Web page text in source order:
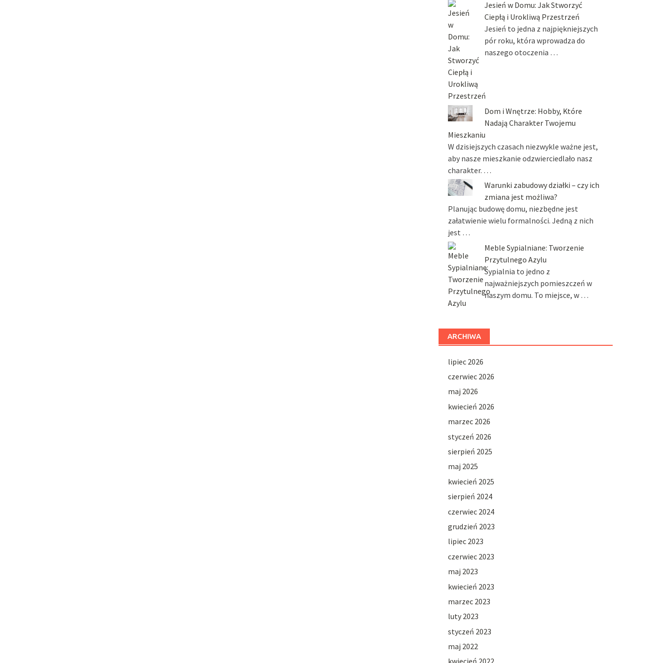
Jesień w Domu: Jak Stworzyć
Ciepłą i Urokliwą Przestrzeń
Jesień to jedna z najpiękniejszych
pór roku, która wprowadza do
naszego otoczenia …
Dom i Wnętrze: Hobby, Które
Nadają Charakter Twojemu
Mieszkaniu
W dzisiejszych czasach niezwykle ważne jest,
aby nasze mieszkanie odzwierciedlało nasz
charakter. …
Warunki zabudowy działki – czy ich
zmiana jest możliwa?
Planując budowę domu, niezbędne jest
załatwienie wielu formalności. Jedną z nich
jest …
Meble Sypialniane: Tworzenie
Przytulnego Azylu
Sypialnia to jedno z
najważniejszych pomieszczeń w
naszym domu. To miejsce, w …
ARCHIWA
lipiec 2026
czerwiec 2026
maj 2026
kwiecień 2026
marzec 2026
styczeń 2026
sierpień 2025
maj 2025
kwiecień 2025
sierpień 2024
czerwiec 2024
grudzień 2023
lipiec 2023
czerwiec 2023
maj 2023
kwiecień 2023
marzec 2023
luty 2023
styczeń 2023
maj 2022